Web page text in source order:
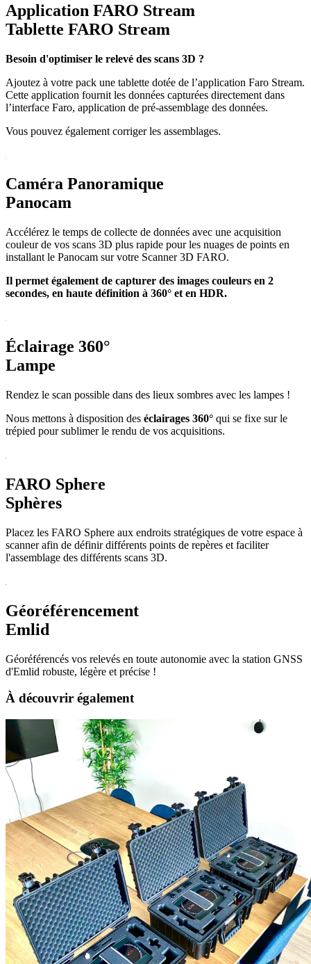
Application FARO Stream
Tablette FARO Stream
Besoin d'optimiser le relevé des scans 3D ?
Ajoutez à votre pack une tablette dotée de l’application Faro Stream.
Cette application fournit les données capturées directement dans
l’interface Faro, application de pré-assemblage des données.
Vous pouvez également corriger les assemblages.
Caméra Panoramique
Panocam
Accélérez le temps de collecte de données avec une acquisition
couleur de vos scans 3D plus rapide pour les nuages de points en
installant le Panocam sur votre Scanner 3D FARO.
Il permet également de capturer des images couleurs en 2
secondes, en haute définition à 360° et en HDR.
Éclairage 360°
Lampe
Rendez le scan possible dans des lieux sombres avec les lampes !
Nous mettons à disposition des éclairages 360° qui se fixe sur le
trépied pour sublimer le rendu de vos acquisitions.
FARO Sphere
Sphères
Placez les FARO Sphere aux endroits stratégiques de votre espace à
scanner afin de définir différents points de repères et faciliter
l'assemblage des différents scans 3D.
Géoréférencement
Emlid
Géoréférencés vos relevés en toute autonomie avec la station GNSS
d'Emlid robuste, légère et précise !
À découvrir également